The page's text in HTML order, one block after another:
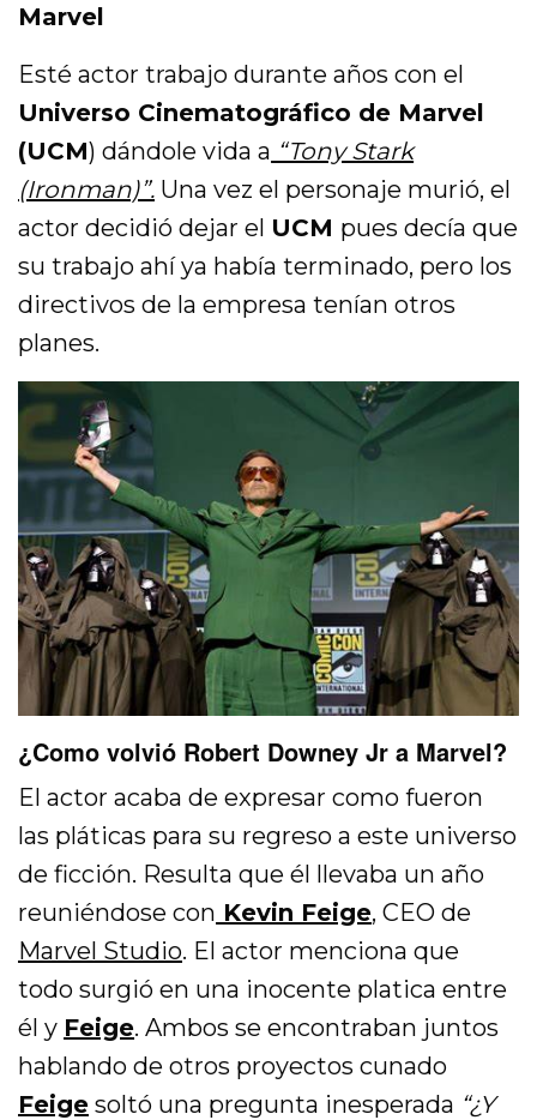
Marvel
Esté actor trabajo durante años con el
Universo Cinematográfico de Marvel
(UCM) dándole vida a “Tony Stark
(Ironman)”. Una vez el personaje murió, el
actor decidió dejar el UCM pues decía que
su trabajo ahí ya había terminado, pero los
directivos de la empresa tenían otros
planes.
¿Como volvió Robert Downey Jr a Marvel?
El actor acaba de expresar como fueron
las pláticas para su regreso a este universo
de ficción. Resulta que él llevaba un año
reuniéndose con Kevin Feige, CEO de
Marvel Studio. El actor menciona que
todo surgió en una inocente platica entre
él y Feige. Ambos se encontraban juntos
hablando de otros proyectos cunado
Feige soltó una pregunta inesperada “¿Y